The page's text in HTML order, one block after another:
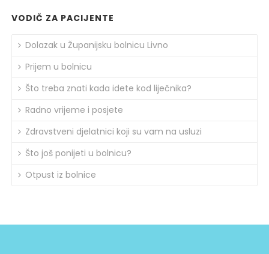
VODIČ ZA PACIJENTE
Dolazak u Županijsku bolnicu Livno
Prijem u bolnicu
Što treba znati kada idete kod liječnika?
Radno vrijeme i posjete
Zdravstveni djelatnici koji su vam na usluzi
Što još ponijeti u bolnicu?
Otpust iz bolnice